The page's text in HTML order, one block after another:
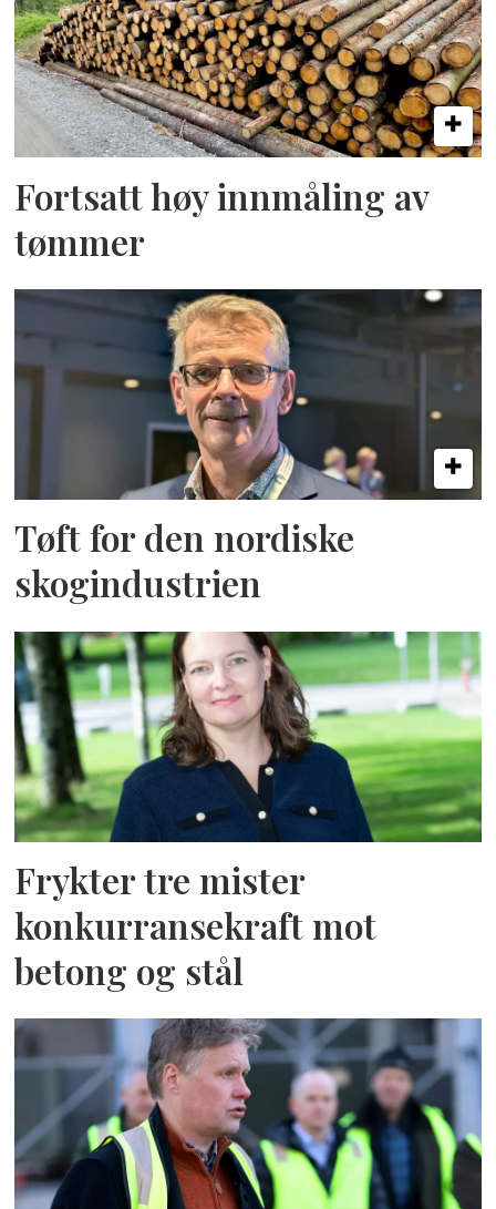
Fortsatt høy innmåling av
tømmer
Tøft for den nordiske
skogindustrien
Frykter tre mister
konkurransekraft mot
betong og stål